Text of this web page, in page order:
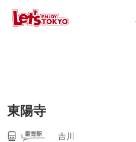
東陽寺
吉川